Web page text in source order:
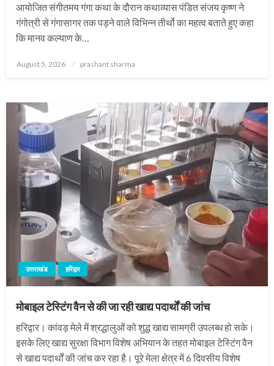
आयोजित संगीतमय गंगा कथा के दौरान कथाव्यास पंडित संजय कृष्ण ने
गंगोत्री से गंगासागर तक पड़ने वाले विभिन्न तीर्थो का महत्व बताते हुए कहा
कि मानव कल्याण के…
Posted
August 5, 2026 prashant sharma
उत्तराखंड हरिद्वार
मोबाइल टेस्टिंग वैन से की जा रही खाद्य पदार्थों की जांच
हरिद्वार। कांवड़ मेले में श्रद्धालुओं को शुद्ध खाद्य सामग्री उपलब्ध हो सके।
इसके लिए खाद्य सुरक्षा विभाग विशेष अभियान के तहत मोबाइल टेस्टिंग वैन
से खाद्य पदार्थों की जांच कर रहा है। पूरे मेला क्षेत्र में 6 दिवसीय विशेष